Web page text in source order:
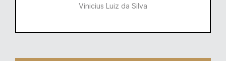
Vinicius Luiz da Silva